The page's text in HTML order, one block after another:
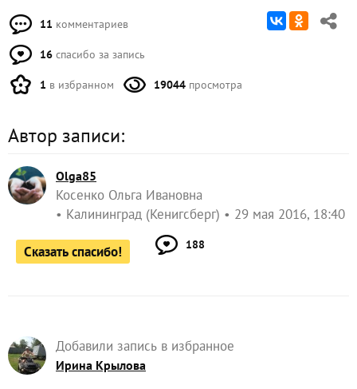
11 комментариев
16 спасибо за запись
1 в избранном 19044 просмотра
Автор записи:
Olga85
Косенко Ольга Ивановна
Калининград (Кенигсберг)
29 мая 2016, 18:40
Сказать спасибо! 188
Добавили запись в избранное
Ирина Крылова